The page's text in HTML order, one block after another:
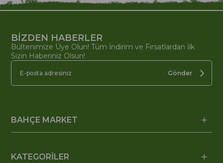
BİZDEN HABERLER
Bültenimize Üye Olun! Tüm İndirim ve Fırsatlardan İlk
Sizin Haberiniz Olsun!
Gönder
BAHÇE MARKET
KATEGORİLER